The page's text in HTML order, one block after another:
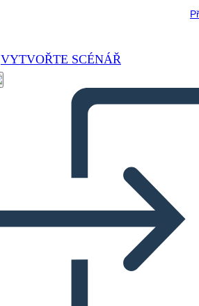
VYTVOŘTE SCÉNÁŘ